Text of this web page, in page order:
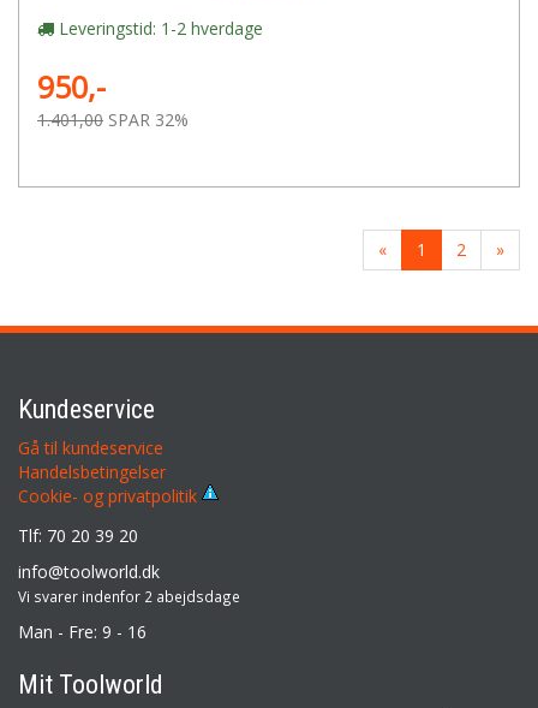
Leveringstid: 1-2 hverdage
950,-
1.401,00 SPAR 32%
« 1 2 »
Kundeservice
Gå til kundeservice
Handelsbetingelser
Cookie- og privatpolitik
Tlf: 70 20 39 20
info@toolworld.dk
Vi svarer indenfor 2 abejdsdage
Man - Fre: 9 - 16
Mit Toolworld